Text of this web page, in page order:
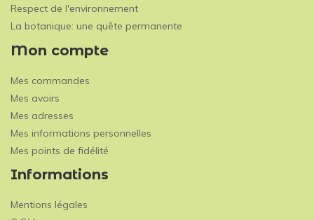
Respect de l'environnement
La botanique: une quête permanente
Mon compte
Mes commandes
Mes avoirs
Mes adresses
Mes informations personnelles
Mes points de fidélité
Informations
Mentions légales